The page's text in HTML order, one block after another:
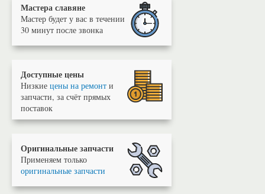
Мастера славяне
Мастер будет у вас в течении
30 минут после звонка
Доступные цены
Низкие цены на ремонт и
запчасти, за счёт прямых
поставок
Оригинальные запчасти
Применяем только
оригинальные запчасти